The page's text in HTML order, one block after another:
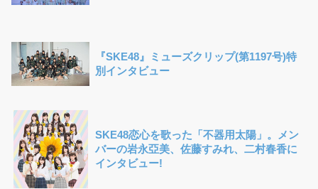
『SKE48』ミューズクリップ(第1197号)特
別インタビュー
SKE48恋心を歌った「不器用太陽」。メン
バーの岩永亞美、佐藤すみれ、二村春香に
インタビュー!